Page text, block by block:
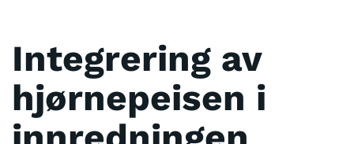
Integrering av
hjørnepeisen i